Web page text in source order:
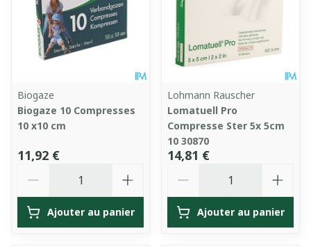
Biogaze
Biogaze 10 Compresses
10 x10 cm
11,92 €
Ajouter au panier
Lohmann Rauscher
Lomatuell Pro
Compresse Ster 5x 5cm
10 30870
14,81 €
Ajouter au panier